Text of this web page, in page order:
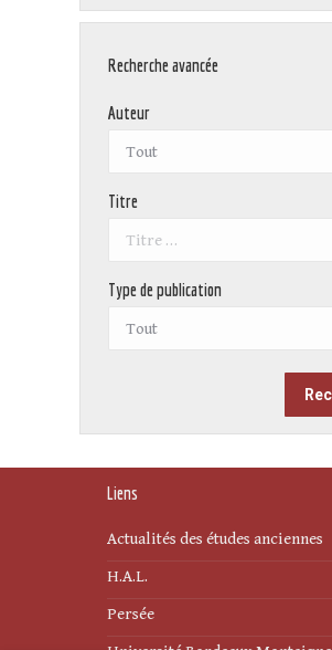
Recherche avancée
Auteur
Titre
Type de publication
Liens
Actualités des études anciennes
H.A.L.
Persée